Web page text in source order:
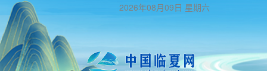
2026年08月09日 星期六